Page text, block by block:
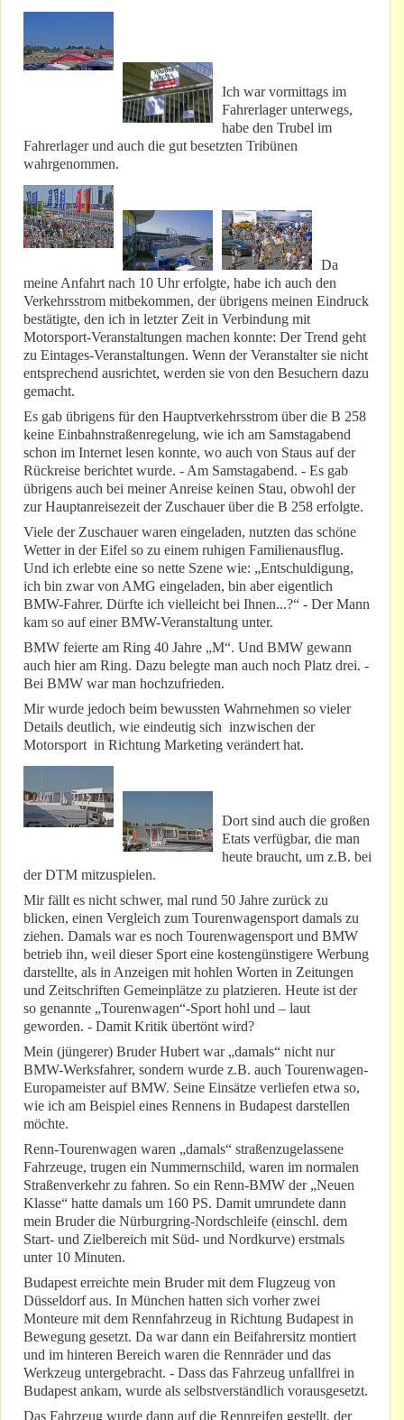
Ich war vormittags im
Fahrerlager unterwegs,
habe den Trubel im
Fahrerlager und auch die gut besetzten Tribünen
wahrgenommen.
Da
meine Anfahrt nach 10 Uhr erfolgte, habe ich auch den
Verkehrsstrom mitbekommen, der übrigens meinen Eindruck
bestätigte, den ich in letzter Zeit in Verbindung mit
Motorsport-Veranstaltungen machen konnte: Der Trend geht
zu Eintages-Veranstaltungen. Wenn der Veranstalter sie nicht
entsprechend ausrichtet, werden sie von den Besuchern dazu
gemacht.
Es gab übrigens für den Hauptverkehrsstrom über die B 258
keine Einbahnstraßenregelung, wie ich am Samstagabend
schon im Internet lesen konnte, wo auch von Staus auf der
Rückreise berichtet wurde. - Am Samstagabend. - Es gab
übrigens auch bei meiner Anreise keinen Stau, obwohl der
zur Hauptanreisezeit der Zuschauer über die B 258 erfolgte.
Viele der Zuschauer waren eingeladen, nutzten das schöne
Wetter in der Eifel so zu einem ruhigen Familienausflug.
Und ich erlebte eine so nette Szene wie: „Entschuldigung,
ich bin zwar von AMG eingeladen, bin aber eigentlich
BMW-Fahrer. Dürfte ich vielleicht bei Ihnen...?“ - Der Mann
kam so auf einer BMW-Veranstaltung unter.
BMW feierte am Ring 40 Jahre „M“. Und BMW gewann
auch hier am Ring. Dazu belegte man auch noch Platz drei. -
Bei BMW war man hochzufrieden.
Mir wurde jedoch beim bewussten Wahrnehmen so vieler
Details deutlich, wie eindeutig sich inzwischen der
Motorsport in Richtung Marketing verändert hat.
Dort sind auch die großen
Etats verfügbar, die man
heute braucht, um z.B. bei
der DTM mitzuspielen.
Mir fällt es nicht schwer, mal rund 50 Jahre zurück zu
blicken, einen Vergleich zum Tourenwagensport damals zu
ziehen. Damals war es noch Tourenwagensport und BMW
betrieb ihn, weil dieser Sport eine kostengünstigere Werbung
darstellte, als in Anzeigen mit hohlen Worten in Zeitungen
und Zeitschriften Gemeinplätze zu platzieren. Heute ist der
so genannte „Tourenwagen“-Sport hohl und – laut
geworden. - Damit Kritik übertönt wird?
Mein (jüngerer) Bruder Hubert war „damals“ nicht nur
BMW-Werksfahrer, sondern wurde z.B. auch Tourenwagen-
Europameister auf BMW. Seine Einsätze verliefen etwa so,
wie ich am Beispiel eines Rennens in Budapest darstellen
möchte.
Renn-Tourenwagen waren „damals“ straßenzugelassene
Fahrzeuge, trugen ein Nummernschild, waren im normalen
Straßenverkehr zu fahren. So ein Renn-BMW der „Neuen
Klasse“ hatte damals um 160 PS. Damit umrundete dann
mein Bruder die Nürburgring-Nordschleife (einschl. dem
Start- und Zielbereich mit Süd- und Nordkurve) erstmals
unter 10 Minuten.
Budapest erreichte mein Bruder mit dem Flugzeug von
Düsseldorf aus. In München hatten sich vorher zwei
Monteure mit dem Rennfahrzeug in Richtung Budapest in
Bewegung gesetzt. Da war dann ein Beifahrersitz montiert
und im hinteren Bereich waren die Rennräder und das
Werkzeug untergebracht. - Dass das Fahrzeug unfallfrei in
Budapest ankam, wurde als selbstverständlich vorausgesetzt.
Das Fahrzeug wurde dann auf die Rennreifen gestellt, der